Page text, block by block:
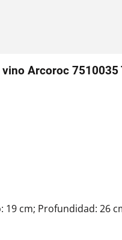
Arcoroc
19 cm; Profundidad: 26